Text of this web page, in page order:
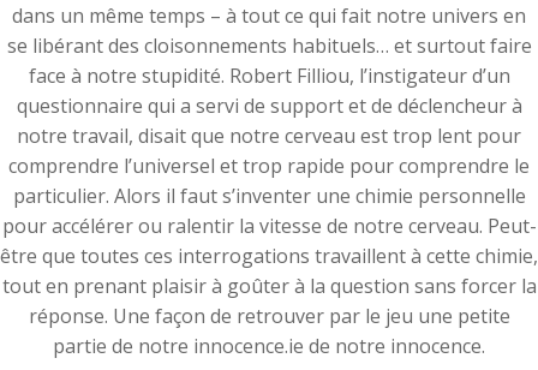
dans un même temps – à tout ce qui fait notre univers en
se libérant des cloisonnements habituels… et surtout faire
face à notre stupidité. Robert Filliou, l’instigateur d’un
questionnaire qui a servi de support et de déclencheur à
notre travail, disait que notre cerveau est trop lent pour
comprendre l’universel et trop rapide pour comprendre le
particulier. Alors il faut s’inventer une chimie personnelle
pour accélérer ou ralentir la vitesse de notre cerveau. Peut-
être que toutes ces interrogations travaillent à cette chimie,
tout en prenant plaisir à goûter à la question sans forcer la
réponse. Une façon de retrouver par le jeu une petite
partie de notre innocence.ie de notre innocence.